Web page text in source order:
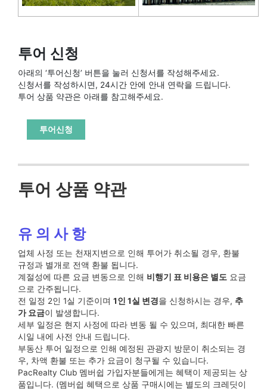
투어 신청
아래의 ‘투어신청’ 버튼을 눌러 신청서를 작성해주세요.
신청서를 작성하시면, 24시간 안에 안내 연락을 드립니다.
투어 상품 약관은 아래를 참고해주세요.
투어신청
투어 상품 약관
유 의 사 항
업체 사정 또는 천재지변으로 인해 투어가 취소될 경우, 환불
규정과 별개로 전액 환불 됩니다.
계절성에 따른 요금 변동으로 인해 비행기 표 비용은 별도 요금
으로 간주됩니다.
전 일정 2인 1실 기준이며 1인 1실 변경을 신청하시는 경우, 추
가 요금이 발생합니다.
세부 일정은 현지 사정에 따라 변동 될 수 있으며, 최대한 빠른
시일 내에 사전 안내 드립니다.
부동산 투어 일정으로 인해 예정된 관광지 방문이 취소되는 경
우, 차액 환불 또는 추가 요금이 청구될 수 있습니다.
PacRealty Club 멤버쉽 가입자분들에게는 혜택이 제공되는 상
품입니다. (멤버쉽 혜택으로 상품 구매시에는 별도의 크레딧이